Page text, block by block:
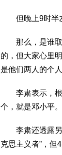
但晚上9时半左
那么，是谁取
的，但大家心里
是他们两人的个
李肃表示，根
个，就是邓小平。
李肃还透露另
克思主义者”，但